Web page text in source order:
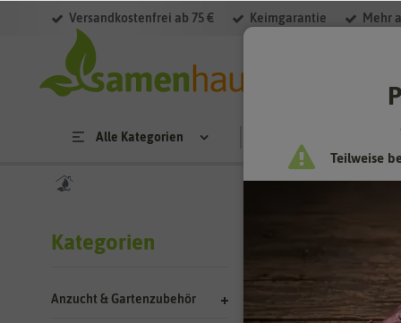
Versandkostenfrei ab 75 € Keimgarantie Mehr
Alle Kategorien
Kategorien
Anzucht & Gartenzubehör
Kategorie
Filter
Teilweise